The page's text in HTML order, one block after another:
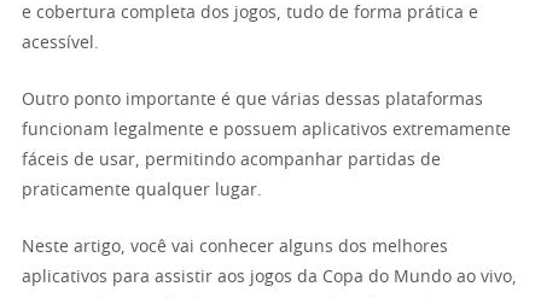
e cobertura completa dos jogos, tudo de forma prática e
acessível.
Outro ponto importante é que várias dessas plataformas
funcionam legalmente e possuem aplicativos extremamente
fáceis de usar, permitindo acompanhar partidas de
praticamente qualquer lugar.
Neste artigo, você vai conhecer alguns dos melhores
aplicativos para assistir aos jogos da Copa do Mundo ao vivo,